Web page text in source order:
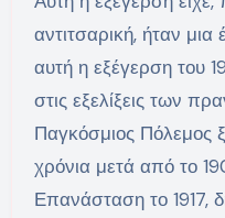
αντιτσαρική, ήταν
αυτή η εξέγερση του
στις εξελίξεις των
Παγκόσμιος Πόλεμος
χρόνια μετά από το
Επανάσταση το 1917,